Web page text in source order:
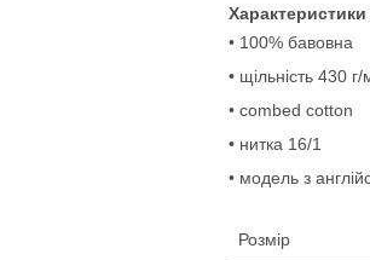
Характеристики
• 100% бавовна
• щільність 430 г/
• combed cotton
• нитка 16/1
• модель з
Розмір